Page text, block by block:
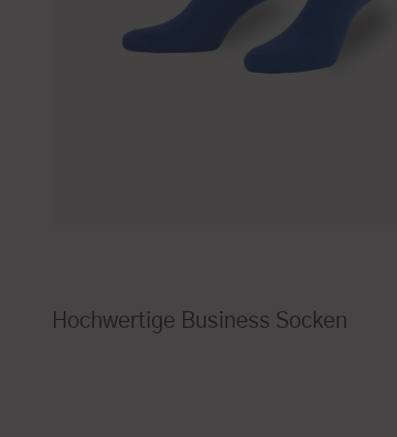
Hochwertige Business Socken